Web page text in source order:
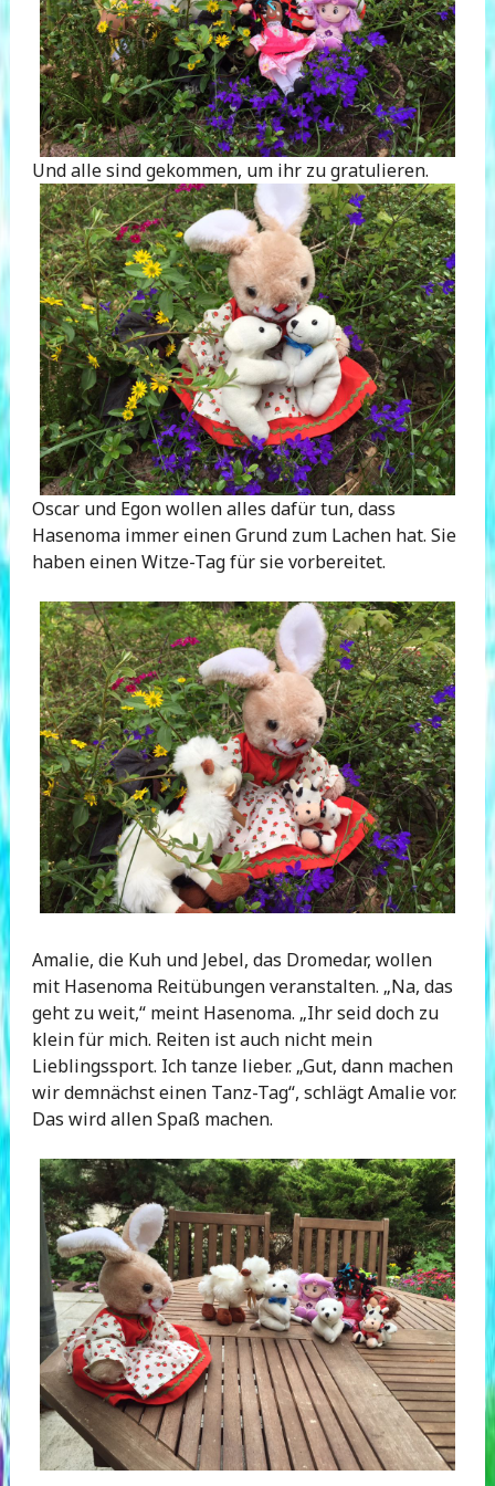
Und alle sind gekommen, um ihr zu gratulieren.
Oscar und Egon wollen alles dafür tun, dass
Hasenoma immer einen Grund zum Lachen hat. Sie
haben einen Witze-Tag für sie vorbereitet.
Amalie, die Kuh und Jebel, das Dromedar, wollen
mit Hasenoma Reitübungen veranstalten. „Na, das
geht zu weit,“ meint Hasenoma. „Ihr seid doch zu
klein für mich. Reiten ist auch nicht mein
Lieblingssport. Ich tanze lieber. „Gut, dann machen
wir demnächst einen Tanz-Tag“, schlägt Amalie vor.
Das wird allen Spaß machen.